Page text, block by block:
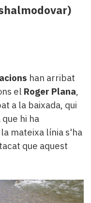
han arribat
el Roger Plana,
a la baixada, qui
hi ha
mateixa línia s'ha
que aquest